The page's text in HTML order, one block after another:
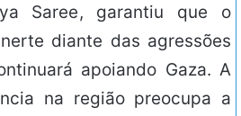
Saree, garantiu que o
diante das agressões
apoiando Gaza. A
na região preocupa a